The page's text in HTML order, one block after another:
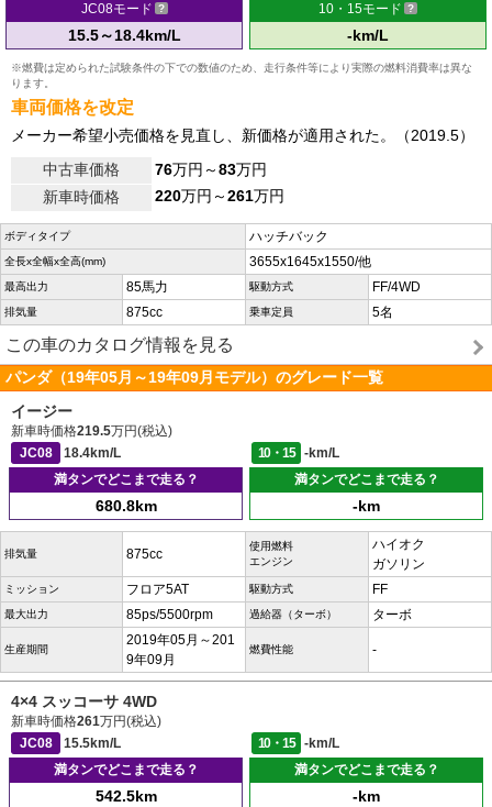
JC08モード
15.5～18.4km/L
10・15モード
-km/L
※燃費は定められた試験条件の下での数値のため、走行条件等により実際の燃料消費率は異な
ります。
車両価格を改定
メーカー希望小売価格を見直し、新価格が適用された。（2019.5）
中古車価格
76万円～83万円
新車時価格
220万円～261万円
ボディタイプ ハッチバック
全長x全幅x全高(mm) 3655x1645x1550/他
最高出力 85馬力 駆動方式 FF/4WD
排気量 875cc 乗車定員 5名
この車のカタログ情報を見る
パンダ（19年05月～19年09月モデル）のグレード一覧
イージー
新車時価格219.5万円(税込)
JC08
18.4km/L 10・15
-km/L
満タンでどこまで走る？
680.8km
満タンでどこまで走る？
-km
排気量 875cc
使用燃料
エンジン
ハイオク
ガソリン
ミッション フロア5AT 駆動方式 FF
最大出力 85ps/5500rpm 過給器（ターボ） ターボ
生産期間
2019年05月～201
9年09月
燃費性能 -
4×4 スッコーサ 4WD
新車時価格261万円(税込)
JC08
15.5km/L 10・15
-km/L
満タンでどこまで走る？
542.5km
満タンでどこまで走る？
-km